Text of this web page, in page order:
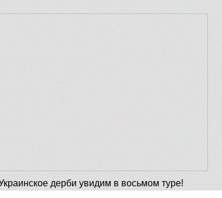
дерби увидим в восьмом туре!